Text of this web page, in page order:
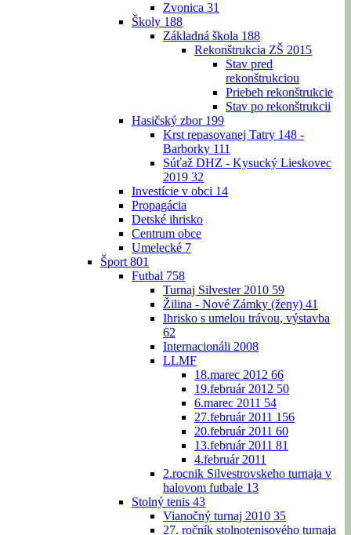
Zvonica 31
Školy 188
Základná škola 188
Rekonštrukcia ZŠ 2015
Stav pred
rekonštrukciou
Priebeh rekonštrukcie
Stav po rekonštrukcii
Hasičský zbor 199
Krst repasovanej Tatry 148 -
Barborky 111
Súťaž DHZ - Kysucký Lieskovec
2019 32
Investície v obci 14
Propagácia
Detské ihrisko
Centrum obce
Umelecké 7
Šport 801
Futbal 758
Turnaj Silvester 2010 59
Žilina - Nové Zámky (ženy) 41
Ihrisko s umelou trávou, výstavba
62
Internacionáli 2008
LLMF
18.marec 2012 66
19.február 2012 50
6.marec 2011 54
27.február 2011 156
20.február 2011 60
13.február 2011 81
4.február 2011
2.rocnik Silvestrovskeho turnaja v
halovom futbale 13
Stolný tenis 43
Vianočný turnaj 2010 35
27. ročník stolnotenisového turnaja